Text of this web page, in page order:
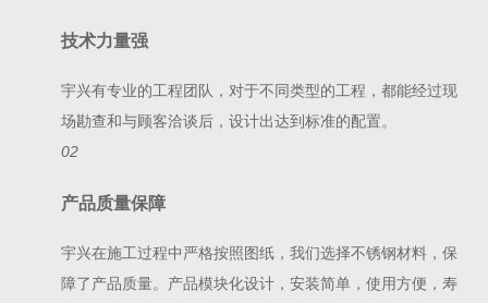
技术力量强
宇兴有专业的工程团队，对于不同类型的工程，都能经过现
场勘查和与顾客洽谈后，设计出达到标准的配置。
02
产品质量保障
宇兴在施工过程中严格按照图纸，我们选择不锈钢材料，保
障了产品质量。产品模块化设计，安装简单，使用方便，寿